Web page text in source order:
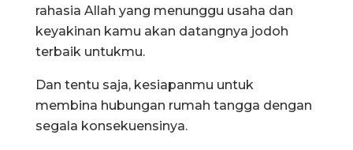
rahasia Allah yang menunggu usaha dan
keyakinan kamu akan datangnya jodoh
terbaik untukmu.
Dan tentu saja, kesiapanmu untuk
membina hubungan rumah tangga dengan
segala konsekuensinya.